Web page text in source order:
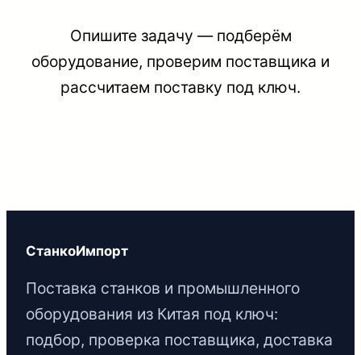
Опишите задачу — подберём
оборудование, проверим поставщика и
рассчитаем поставку под ключ.
СтанкоИмпорт
Поставка станков и промышленного
оборудования из Китая под ключ:
подбор, проверка поставщика, доставка